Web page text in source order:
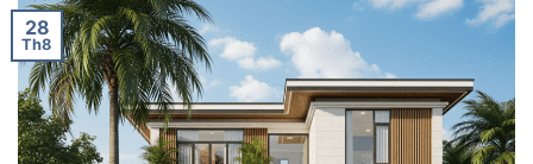
28
Th8